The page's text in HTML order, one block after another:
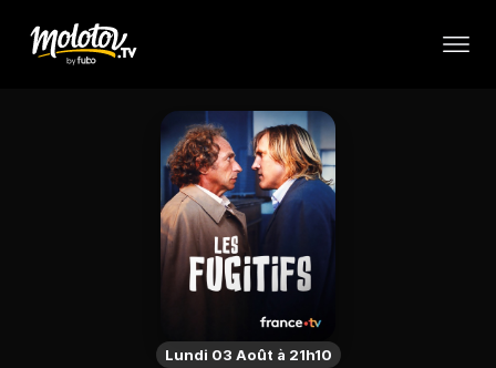
Lundi 03 Août à 21h10